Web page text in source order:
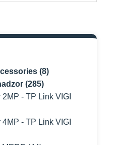
(8)
(285)
2MP - TP Link VIGI
4MP - TP Link VIGI